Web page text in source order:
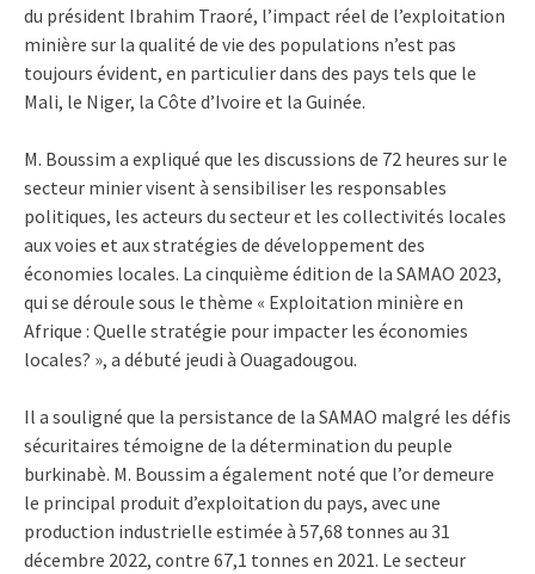
du président Ibrahim Traoré, l’impact réel de l’exploitation
minière sur la qualité de vie des populations n’est pas
toujours évident, en particulier dans des pays tels que le
Mali, le Niger, la Côte d’Ivoire et la Guinée.
M. Boussim a expliqué que les discussions de 72 heures sur le
secteur minier visent à sensibiliser les responsables
politiques, les acteurs du secteur et les collectivités locales
aux voies et aux stratégies de développement des
économies locales. La cinquième édition de la SAMAO 2023,
qui se déroule sous le thème « Exploitation minière en
Afrique : Quelle stratégie pour impacter les économies
locales? », a débuté jeudi à Ouagadougou.
Il a souligné que la persistance de la SAMAO malgré les défis
sécuritaires témoigne de la détermination du peuple
burkinabè. M. Boussim a également noté que l’or demeure
le principal produit d’exploitation du pays, avec une
production industrielle estimée à 57,68 tonnes au 31
décembre 2022, contre 67,1 tonnes en 2021. Le secteur